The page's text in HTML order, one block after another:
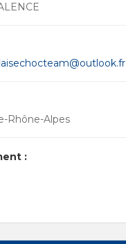
Rhône-Alpes
: